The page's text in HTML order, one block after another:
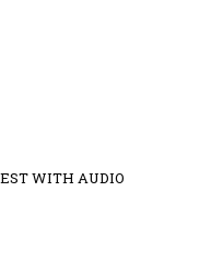
WITH AUDIO